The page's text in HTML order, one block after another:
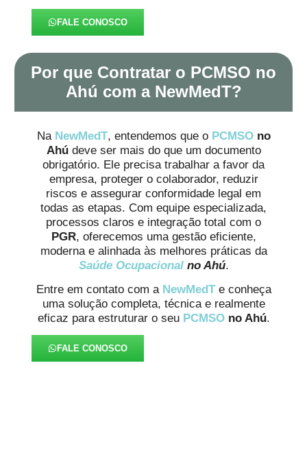
FALE CONOSCO
Por que Contratar o PCMSO no
Ahú com a NewMedT?
Na NewMedT, entendemos que o PCMSOno
Ahúdeve ser mais do que um documento
obrigatório. Ele precisa trabalhar a favor da
empresa, proteger o colaborador, reduzir
riscos e assegurar conformidade legal em
todas as etapas. Com equipe especializada,
processos claros e integração total com o
PGR, oferecemos uma gestão eficiente,
moderna e alinhada às melhores práticas da
Saúde Ocupacional no Ahú.
Entre em contato com a NewMedT e conheça
uma solução completa, técnica e realmente
eficaz para estruturar o seu PCMSOno Ahú.
FALE CONOSCO